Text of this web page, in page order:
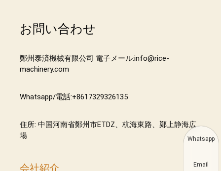
お問い合わせ
鄭州泰済機械有限公司 電子メール:info@rice-
machinery.com
Whatsapp/電話:+8617329326135
住所: 中国河南省鄭州市ETDZ、杭海東路、鄭上静海広
場
会社紹介
Whatsapp
Email